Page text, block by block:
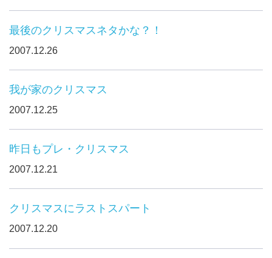
最後のクリスマスネタかな？！
2007.12.26
我が家のクリスマス
2007.12.25
昨日もプレ・クリスマス
2007.12.21
クリスマスにラストスパート
2007.12.20